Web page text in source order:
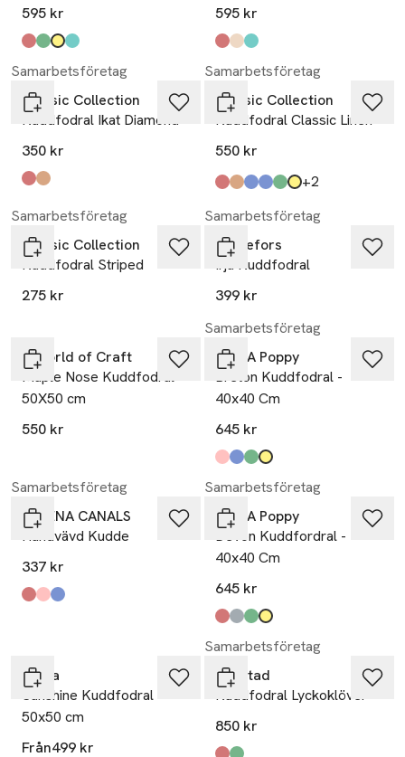
595 kr
Produkten finns i färgerna:
burgundy,
green,
light yellow
teal,
595 kr
Produkten finns i färgerna:
burgundy
dark ochre
dark teal
Samarbetsföretag
Classic Collection
Kuddfodral Ikat Diamond
350 kr
Produkten finns i färgerna:
terracotta
mocca
Samarbetsföretag
Classic Collection
Kuddfodral Classic Linen
550 kr
Produkten finns i färgerna:
terracotta,
mocca,
skymningsblå,
duvblå,
salvia,
ockra, +2
Samarbetsföretag
Classic Collection
Kuddfodral Striped
275 kr
Samarbetsföretag
Svanefors
Irja Kuddfodral
399 kr
A World of Craft
Maple Nose Kuddfodral
50X50 cm
550 kr
Samarbetsföretag
Pick A Poppy
Breton Kuddfodral -
40x40 Cm
645 kr
Produkten finns i färgerna:
pink,
blue,
green,
yellow,
Samarbetsföretag
LORENA CANALS
Handvävd Kudde
337 kr
Produkten finns i färgerna:
lönnröd, fushia, terrakotta, jordbrun, ankgrön, honung
ros, kastanj, naturlig
naturlig, blå salvia, vintageblå, ockra
Samarbetsföretag
Pick A Poppy
Devon Kuddfordral -
40x40 Cm
645 kr
Produkten finns i färgerna:
red,
light blue,
green,
yellow,
Himla
Sunshine Kuddfodral
50x50 cm
Från499 kr
Samarbetsföretag
Gyllstad
Kuddfodral Lyckoklöver
850 kr